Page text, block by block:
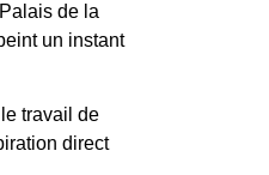
de la
un instant
travail de
direct